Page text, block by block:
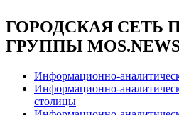
ГОРОДСКАЯ СЕТЬ
ГРУППЫ
Информационно-
Информационно-
столицы